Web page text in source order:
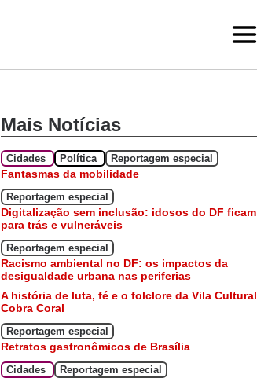
Mais Notícias
Cidades Política Reportagem especial
Fantasmas da mobilidade
Reportagem especial
Digitalização sem inclusão: idosos do DF ficam
para trás e vulneráveis
Reportagem especial
Racismo ambiental no DF: os impactos da
desigualdade urbana nas periferias
A história de luta, fé e o folclore da Vila Cultural
Cobra Coral
Reportagem especial
Retratos gastronômicos de Brasília
Cidades Reportagem especial